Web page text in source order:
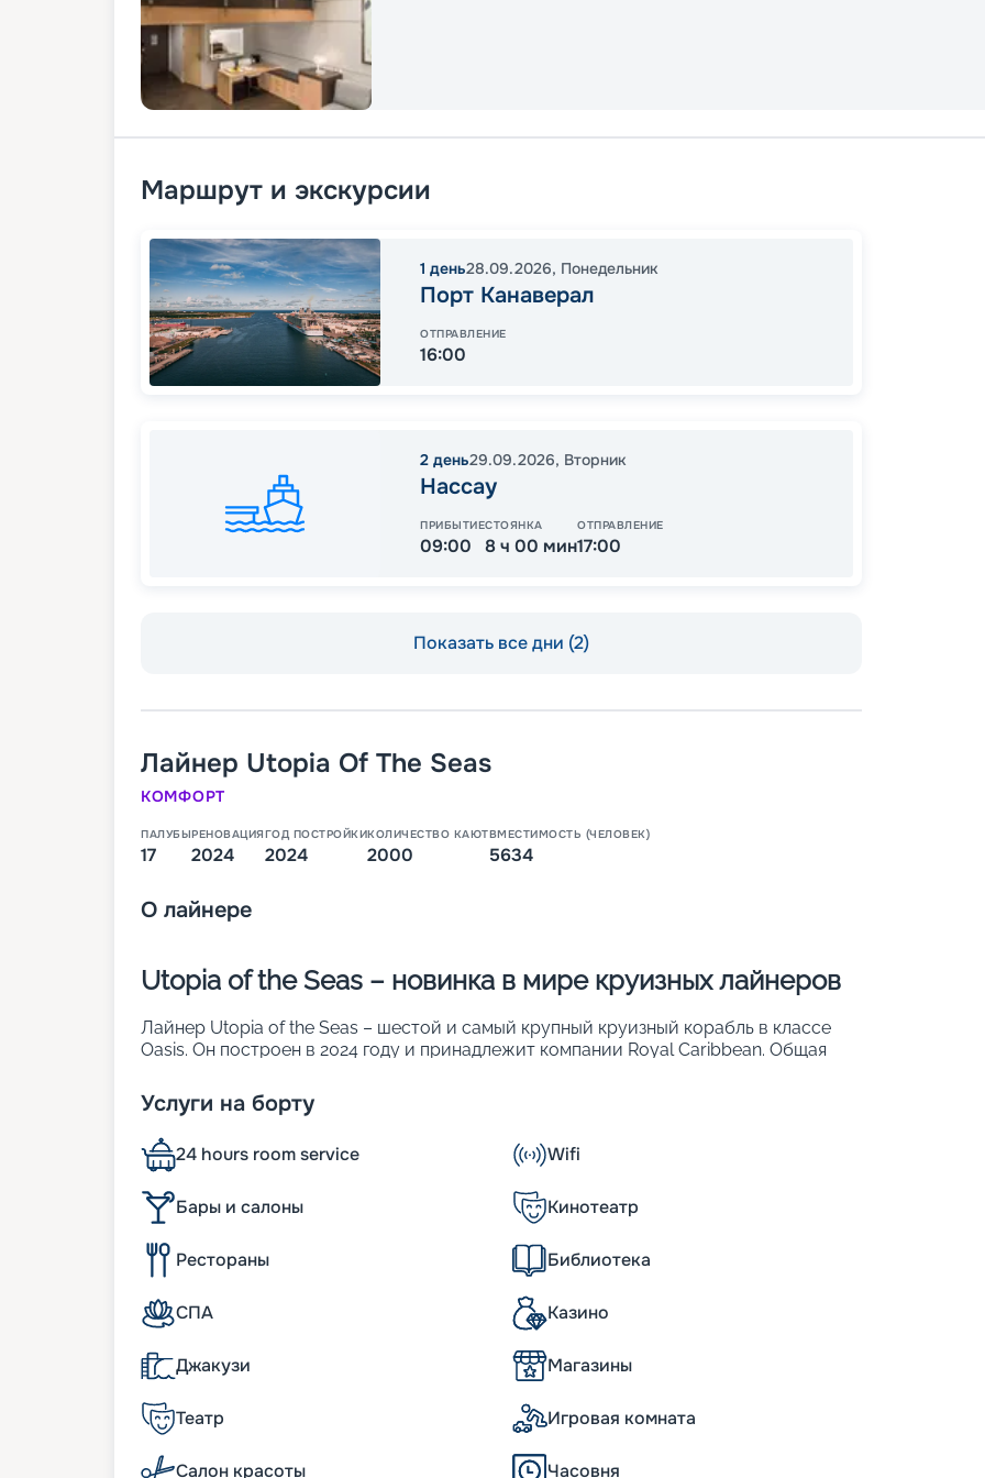
Маршрут и экскурсии
1 день28.09.2026, Понедельник
Порт Канаверал
ОТПРАВЛЕНИЕ
16:00
2 день29.09.2026, Вторник
Нассау
ПРИБЫТИЕ
09:00
СТОЯНКА
8 ч 00 мин
ОТПРАВЛЕНИЕ
17:00
Показать все дни (2)
Лайнер Utopia Of The Seas
КОМФОРТ
ПАЛУБЫ
17
РЕНОВАЦИЯ
2024
ГОД ПОСТРОЙКИ
2024
КОЛИЧЕСТВО КАЮТ
2000
ВМЕСТИМОСТЬ (ЧЕЛОВЕК)
5634
О лайнере
Utopia of the Seas – новинка в мире круизных лайнеров
Лайнер Utopia of the Seas – шестой и самый крупный круизный корабль в классе
Oasis. Он построен в 2024 году и принадлежит компании Royal Caribbean. Общая
разместить 2 000 комфортабельных кают для 5 634 пассажиров. Также к услугам
отдыхающих бассейны, развлекательные зоны, спа-центры, магазины и т. д. Общие
характеристики:
• ширина – 64 м;
• водоизмещение – 236,857 тыс. т;
• осадка – 8 м.
Из истории кораблей класса Oasis
«Утопия морей» стала не первой в своем роде: она вошла в эксплуатацию в 2024
современным представлениям о комфорте и безопасности. Однако именно Utopia
of the Seas стала самой крупной в линейке: характеристики судна превосходят
предшественников. Размеры корабля позволяют разместить на нем до 5668
пассажиров при полной посадке. В экипаже судна более 2000 человек,
круглосуточно работающих для обеспечения безопасности и комфорта круизеров.
Услуги на борту
24 hours room service Wifi
Бары и салоны Кинотеатр
Рестораны Библиотека
СПА Казино
Джакузи Магазины
Театр Игровая комната
Салон красоты Часовня